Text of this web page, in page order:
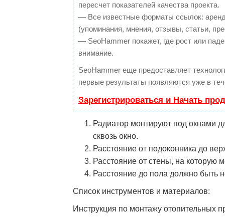
пересчет показателей качества проекта.
— Все известные форматы ссылок:
(упоминания, мнения, отзывы, статьи,
— SeoHammer покажет, где рост или
внимание.
SeoHammer еще предоставляет
первые результаты появляются уже в
Зарегистрироваться и Начать
Радиатор монтируют под окнами
сквозь окно.
Расстояние от подоконника до
Расстояние от стены, на которую
Расстояние до пола должно быть
Список инструментов и материалов:
Инструкция по монтажу отопительных